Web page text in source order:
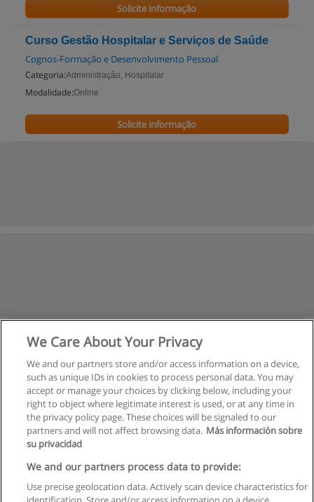
Solicite informação
Curso Gestão Hospitalar e Serviços de Saúde
Cognos-Formação e Desenvolvimento Pessoal
Categoria:Administração, Hospitalar
Modalidade:Online
Solicite informação
Regras de uso
Privacidade de dados
We Care About Your Privacy
We and our partners store and/or access information on a device,
such as unique IDs in cookies to process personal data. You may
accept or manage your choices by clicking below, including your
right to object where legitimate interest is used, or at any time in
the privacy policy page. These choices will be signaled to our
partners and will not affect browsing data. Más información sobre
su privacidad
We and our partners process data to provide:
Use precise geolocation data. Actively scan device characteristics for